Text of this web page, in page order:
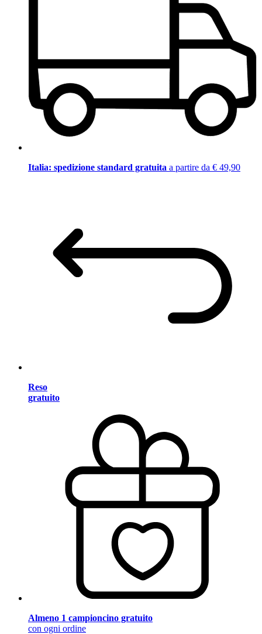
Italia: spedizione standard gratuita a partire da € 49,90
Reso
gratuito
Almeno 1 campioncino gratuito
con ogni ordine